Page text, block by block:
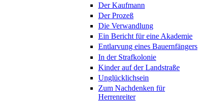
Der Kaufmann
Der Prozeß
Die Verwandlung
Ein Bericht für eine Akademie
Entlarvung eines Bauernfängers
In der Strafkolonie
Kinder auf der Landstraße
Unglücklichsein
Zum Nachdenken für
Herrenreiter